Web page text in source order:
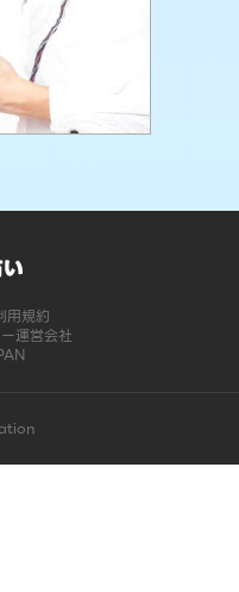
用規約
運営会社
た | LINE占い